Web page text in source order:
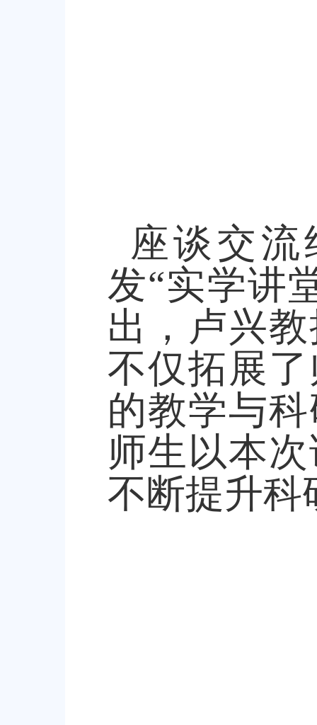
座谈交
发“实学讲
出，卢兴
不仅拓展
的教学与
师生以本
不断提升科